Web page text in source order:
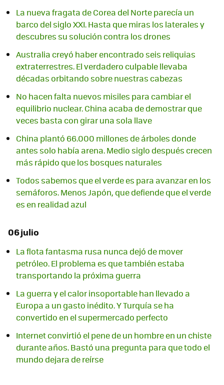
La nueva fragata de Corea del Norte parecía un
barco del siglo XXI. Hasta que miras los laterales y
descubres su solución contra los drones
Australia creyó haber encontrado seis reliquias
extraterrestres. El verdadero culpable llevaba
décadas orbitando sobre nuestras cabezas
No hacen falta nuevos misiles para cambiar el
equilibrio nuclear. China acaba de demostrar que
veces basta con girar una sola llave
China plantó 66.000 millones de árboles donde
antes solo había arena. Medio siglo después crecen
más rápido que los bosques naturales
Todos sabemos que el verde es para avanzar en los
semáforos. Menos Japón, que defiende que el verde
es en realidad azul
06 julio
La flota fantasma rusa nunca dejó de mover
petróleo. El problema es que también estaba
transportando la próxima guerra
La guerra y el calor insoportable han llevado a
Europa a un gasto inédito. Y Turquía se ha
convertido en el supermercado perfecto
Internet convirtió el pene de un hombre en un chiste
durante años. Bastó una pregunta para que todo el
mundo dejara de reírse